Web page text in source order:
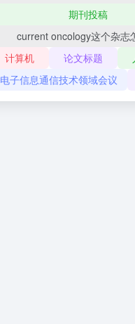
期刊投稿
current oncology这个杂志
计算机
论文标题
电子信息通信技术领域会议